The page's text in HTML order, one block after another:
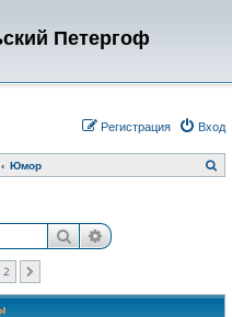
Петергоф
Вход
Регистрация
Юмор
о
ПоискРасширенный
2